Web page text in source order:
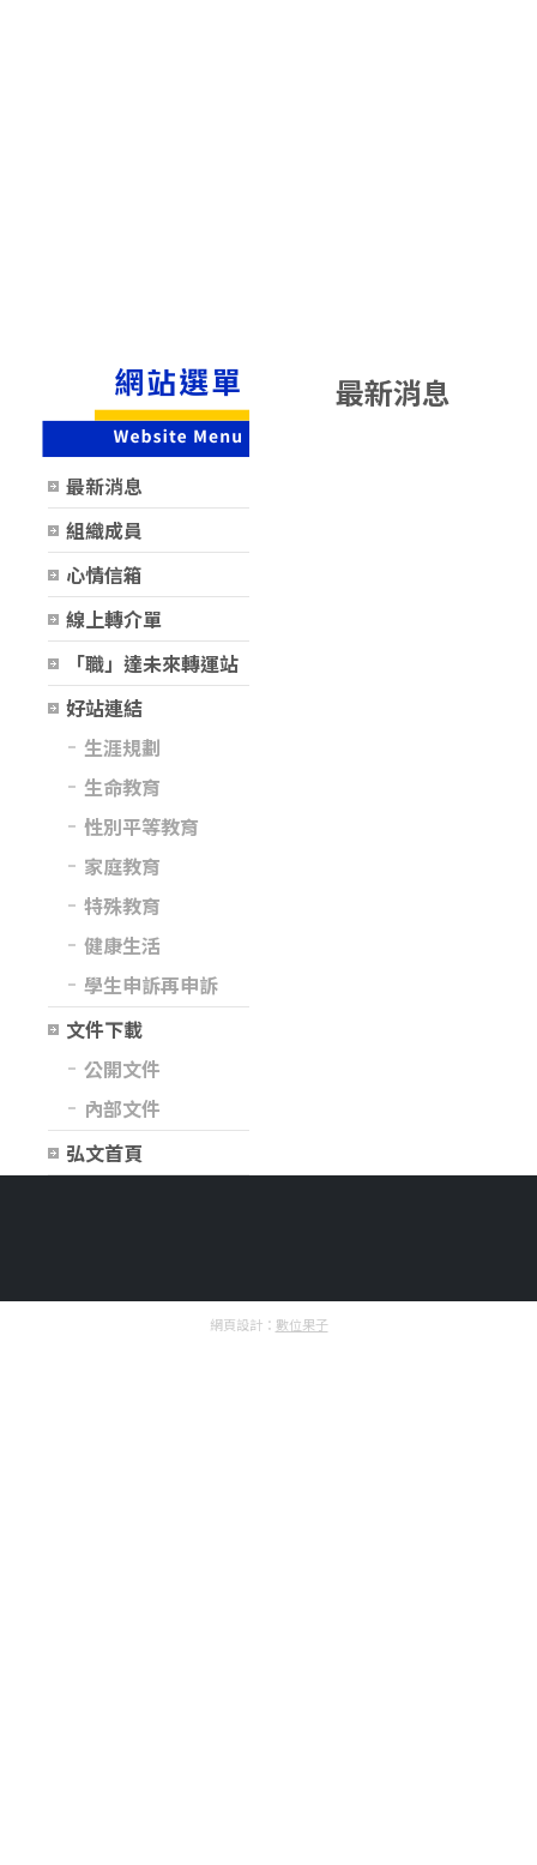
最新消息
組織成員
心情信箱
線上轉介單
「職」達未來轉運站
好站連結
生涯規劃
生命教育
性別平等教育
家庭教育
特殊教育
健康生活
學生申訴再申訴
文件下載
公開文件
內部文件
弘文首頁
最新消息
網頁設計： 數位果子